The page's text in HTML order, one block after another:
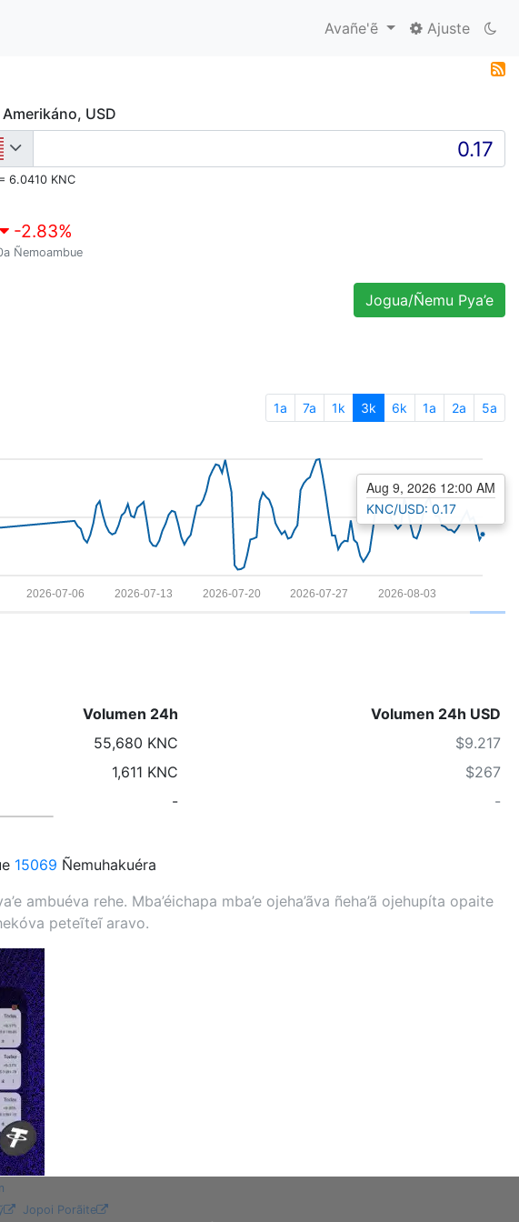
Avañe'ẽ Ajuste
USD
6.0410 KNC
-2.83%
Ñemoambue
Jogua/Ñemu Pya’e
1a 7a 1k 3k 6k 1a 2a 5a
2026-08-03
2026-07-27
2026-07-20
2026-07-13
2026-07-06
Aug 9, 2026 12:00 AM
KNC/USD: 0.17
Volumen 24h
Volumen 24h USD
55,680 KNC
$9.217
1,611 KNC
$267
-
-
15069 Ñemuhakuéra
rehe. Mba’éichapa mba’e ojeha’ãva ñeha’ã ojehupíta opaite
peteĩteĩ aravo.
Jopoi Porãite